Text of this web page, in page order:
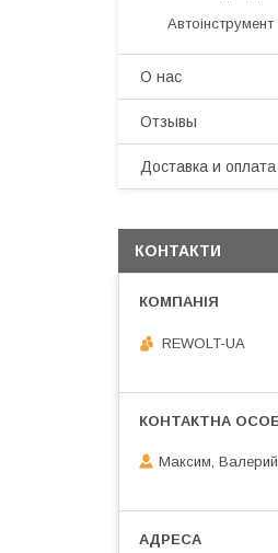
Автоінструмент
О нас
Отзывы
Доставка и оплата
КОНТАКТИ
REWOLT-UA
Максим, Валерий